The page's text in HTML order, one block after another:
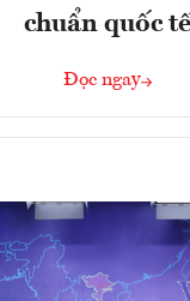
chuẩn quốc tế
Đọc ngay